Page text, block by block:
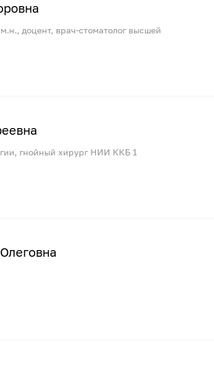
доцент, врач-стоматолог высшей
гнойный хирург НИИ ККБ 1